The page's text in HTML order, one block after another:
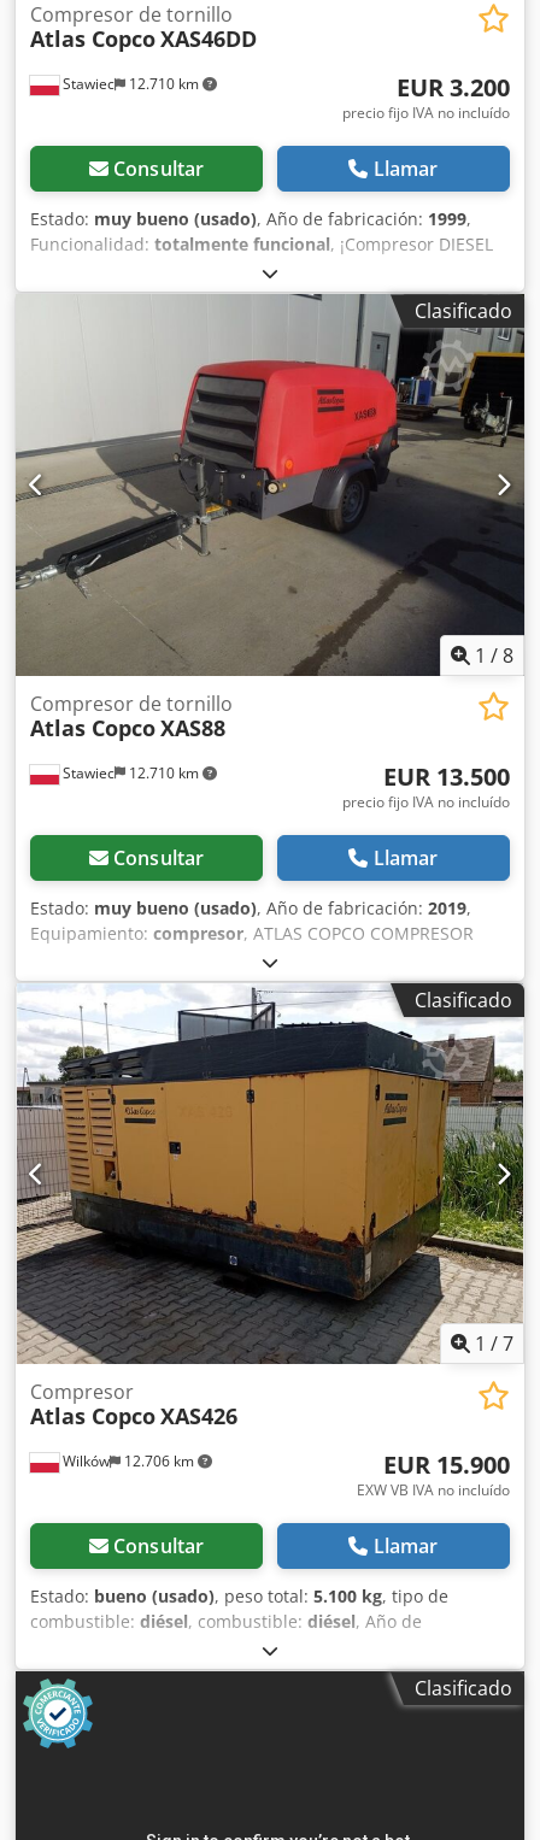
Stawiec 12.710 km
Compresor de tornillo
Atlas CopcoXAS46DD
EUR 3.200
precio fijo IVA no incluído
Consultar Llamar
Estado: muy bueno (usado), Año de fabricación: 1999,
Funcionalidad: totalmente funcional, ¡Compresor DIESEL
ATLAS COPCO XAS46DD después del mantenimiento!
Compresor matriculado en Polonia. Datos técnicos:
capacidad: 2,60 m3/min; presión de trabajo: 7 Bar; motor:
DEUTZ F2M1011 horas de funcionamiento: 1355 h!!! El
compresor está completamente operativo, listo para
trabajar, con garantía. Precio neto: 13.500 PLN Dodpfx
Amsx A T D Sjgewa Precio bruto: 16.605 PLN
Clasificado
1 /8
Stawiec 12.710 km
Compresor de tornillo
Atlas CopcoXAS88
EUR 13.500
precio fijo IVA no incluído
Consultar Llamar
Estado: muy bueno (usado), Año de fabricación: 2019,
Equipamiento: compresor, ATLAS COPCO COMPRESOR
XAS88 5.2m3 2019 Compresor DIESEL ATLAS COPCO XAS 88
totalmente revisado. Dwsdpfxjrdf Swj Amgsa Datos
técnicos: capacidad 5.20 m3/min; presión de trabajo 7 Bar;
año de producción 2019; Motor KUBOTA ¡¡¡kilometraje
1519h!!! compresor totalmente operativo precio neto:
58800 zł precio bruto: 72324 zł A continuación se muestra
un enlace a un video que muestra el trabajo de la
máquina
Clasificado
1 /7
Wilków 12.706 km
Compresor
Atlas CopcoXAS426
EUR 15.900
EXW VB IVA no incluído
Consultar Llamar
Estado: bueno (usado), peso total: 5.100 kg, tipo de
combustible: diésel, combustible: diésel, Año de
, FABRICACIÓN - ATLASCOPCO TIPO -
XAS426 S/N - YA3-062854-50542371 AÑO - 2005 POTENCIA
(kW) - 166 BOMBA (m3/min) - 25 CIS (bar) - 7 Dwodpfx Ast
Srw Aemgea
Clasificado